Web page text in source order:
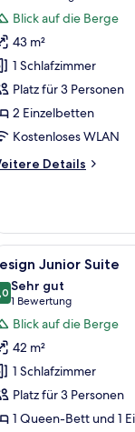
Bewertungen)
Blick auf die Berge
43 m²
1 Schlafzimmer
Platz für 3 Personen
2 Einzelbetten
Kostenloses WLAN
Details
Bett,
7 Junior Suite
8,0 von 10
Sehr gut
1 Bewertung
(1
Bewertung)
Blick auf die Berge
42 m²
1 Schlafzimmer
Platz für 3 Personen
1 Queen-Bett und 1